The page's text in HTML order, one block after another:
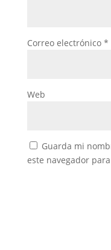
Correo electrónico *
Web
Guarda mi
este navegador